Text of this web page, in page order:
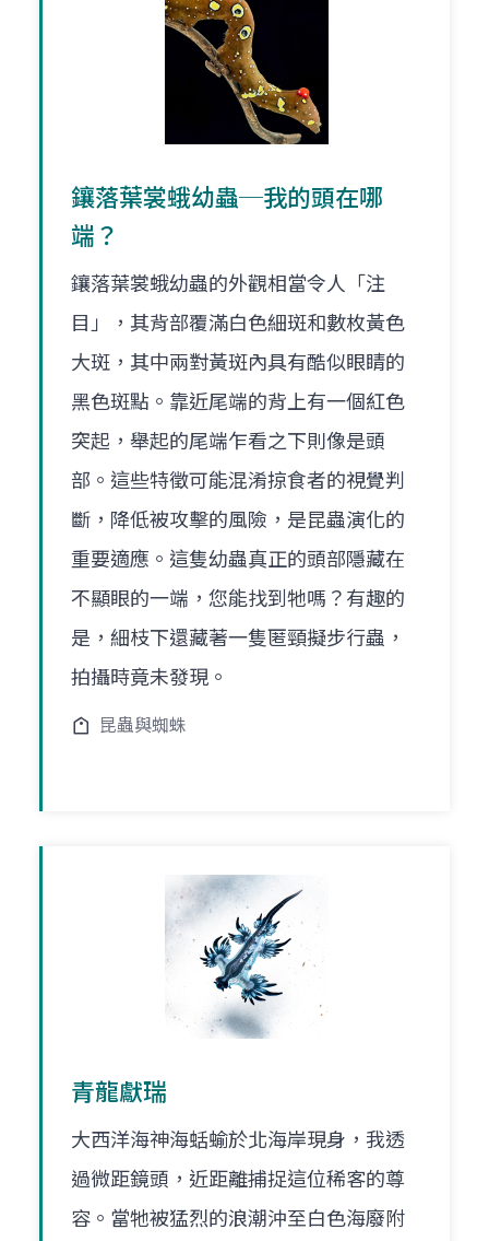
鑲落葉裳蛾幼蟲─我的頭在哪
端？
鑲落葉裳蛾幼蟲的外觀相當令人「注
目」，其背部覆滿白色細斑和數枚黃色
大斑，其中兩對黃斑內具有酷似眼睛的
黑色斑點。靠近尾端的背上有一個紅色
突起，舉起的尾端乍看之下則像是頭
部。這些特徵可能混淆掠食者的視覺判
斷，降低被攻擊的風險，是昆蟲演化的
重要適應。這隻幼蟲真正的頭部隱藏在
不顯眼的一端，您能找到牠嗎？有趣的
是，細枝下還藏著一隻匿頸擬步行蟲，
拍攝時竟未發現。
昆蟲與蜘蛛
青龍獻瑞
大西洋海神海蛞蝓於北海岸現身，我透
過微距鏡頭，近距離捕捉這位稀客的尊
容。當牠被猛烈的浪潮沖至白色海廢附